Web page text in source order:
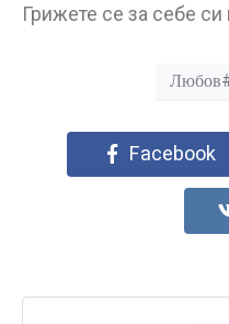
Грижете се за себе
Facebook